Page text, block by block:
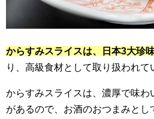
からすみスライスは、日本3大珍
り、高級食材として取り扱われて
からすみスライスは、濃厚で味わ
があるので、お酒のおつまみとし